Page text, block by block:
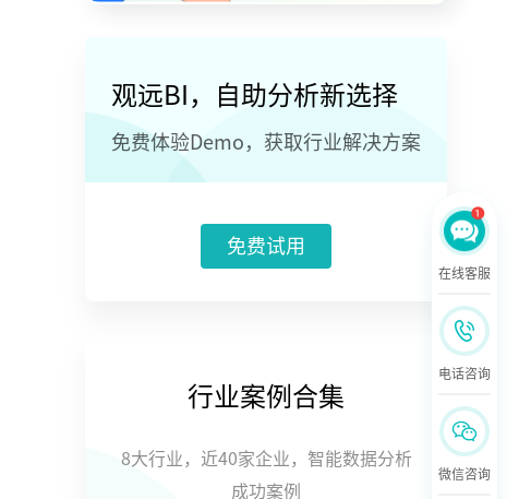
观远BI，自助分析新选择
免费体验Demo，获取行业解决方案
免费试用
行业案例合集
8大行业，近40家企业，智能数据分析
成功案例
在线客服
电话咨询
微信咨询